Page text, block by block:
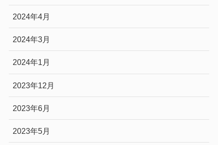
2024年4月
2024年3月
2024年1月
2023年12月
2023年6月
2023年5月